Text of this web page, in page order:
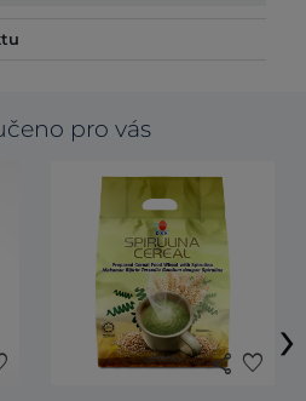
pro vás
share favorite ›